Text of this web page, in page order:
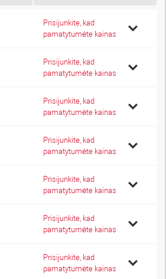
Prisijunkite, kad
pamatytumėte kainas
Prisijunkite, kad
pamatytumėte kainas
Prisijunkite, kad
pamatytumėte kainas
Prisijunkite, kad
pamatytumėte kainas
Prisijunkite, kad
pamatytumėte kainas
Prisijunkite, kad
pamatytumėte kainas
Prisijunkite, kad
pamatytumėte kainas